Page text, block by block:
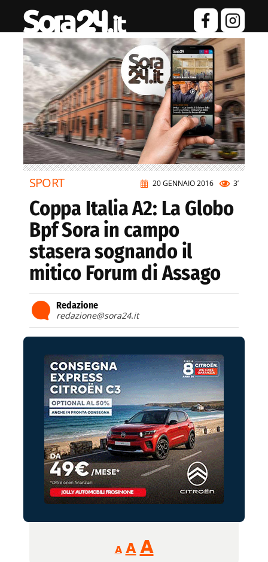
20 GENNAIO 2016 3’
SPORT
Coppa Italia A2: La Globo
Bpf Sora in campo
stasera sognando il
mitico Forum di Assago
Redazione
redazione@sora24.it
A
Reducir
tamaño
A Restablecer
AAumentar